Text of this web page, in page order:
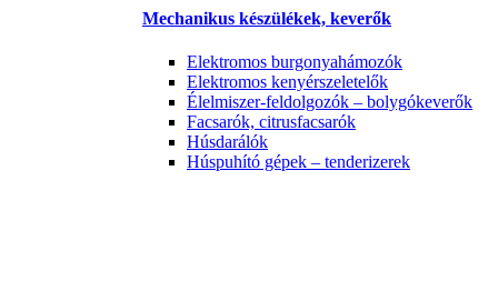
Mechanikus készülékek, keverők
Elektromos burgonyahámozók
Elektromos kenyérszeletelők
Élelmiszer-feldolgozók – bolygókeverők
Facsarók, citrusfacsarók
Húsdarálók
Húspuhító gépek – tenderizerek